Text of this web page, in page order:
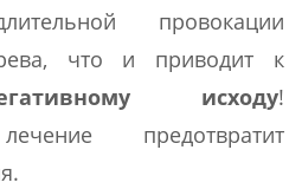
провокации
что и приводит к
исходу!
предотвратит